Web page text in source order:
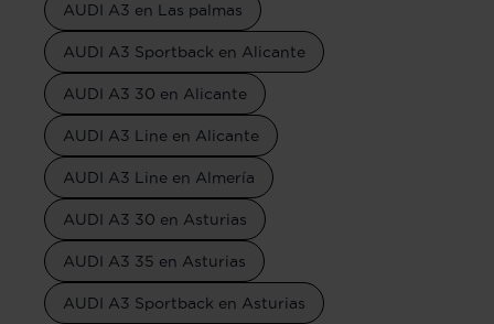
AUDI A3 en Las palmas
AUDI A3 Sportback en Alicante
AUDI A3 30 en Alicante
AUDI A3 Line en Alicante
AUDI A3 Line en Almería
AUDI A3 30 en Asturias
AUDI A3 35 en Asturias
AUDI A3 Sportback en Asturias